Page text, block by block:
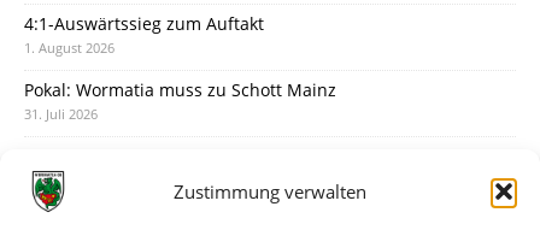
Zustimmung verwalten
4:1-Auswärtssieg zum Auftakt
1. August 2026
Pokal: Wormatia muss zu Schott Mainz
31. Juli 2026
30. Juli 2026